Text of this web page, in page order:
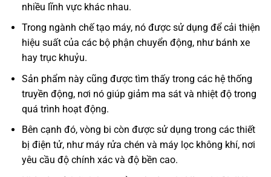
nhiều lĩnh vực khác nhau.
Trong ngành chế tạo máy, nó được sử dụng để cải thiện
hiệu suất của các bộ phận chuyển động, như bánh xe
hay trục khuỷu.
Sản phẩm này cũng được tìm thấy trong các hệ thống
truyền động, nơi nó giúp giảm ma sát và nhiệt độ trong
quá trình hoạt động.
Bên cạnh đó, vòng bi còn được sử dụng trong các thiết
bị điện tử, như máy rửa chén và máy lọc không khí, nơi
yêu cầu độ chính xác và độ bền cao.